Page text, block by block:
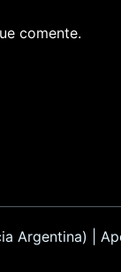
comente.
Argentina) |